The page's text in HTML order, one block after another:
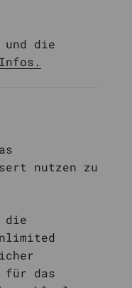
und die
nutzen zu
die
für das